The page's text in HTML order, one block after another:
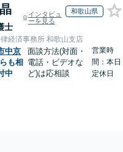
士
インタビュ
ーを見る
和歌山県
経済事務所 和歌山支店
中京
も相
中
面談方法(対面・
電話・ビデオな
ど)は応相談
営業時
間：本日
定休日